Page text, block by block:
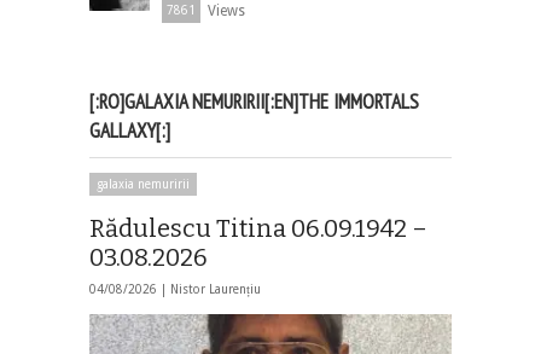
7861 Views
[:RO]GALAXIA NEMURIRII[:EN]THE IMMORTALS
GALLAXY[:]
galaxia nemuririi
Rădulescu Titina 06.09.1942 –
03.08.2026
04/08/2026 | Nistor Laurențiu